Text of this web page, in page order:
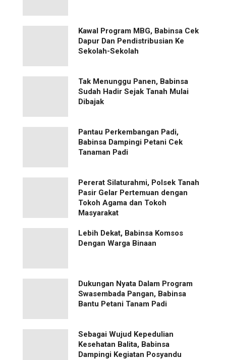
Kawal Program MBG, Babinsa Cek
Dapur Dan Pendistribusian Ke
Sekolah-Sekolah
Tak Menunggu Panen, Babinsa
Sudah Hadir Sejak Tanah Mulai
Dibajak
Pantau Perkembangan Padi,
Babinsa Dampingi Petani Cek
Tanaman Padi
Pererat Silaturahmi, Polsek Tanah
Pasir Gelar Pertemuan dengan
Tokoh Agama dan Tokoh
Masyarakat
Lebih Dekat, Babinsa Komsos
Dengan Warga Binaan
Dukungan Nyata Dalam Program
Swasembada Pangan, Babinsa
Bantu Petani Tanam Padi
Sebagai Wujud Kepedulian
Kesehatan Balita, Babinsa
Dampingi Kegiatan Posyandu